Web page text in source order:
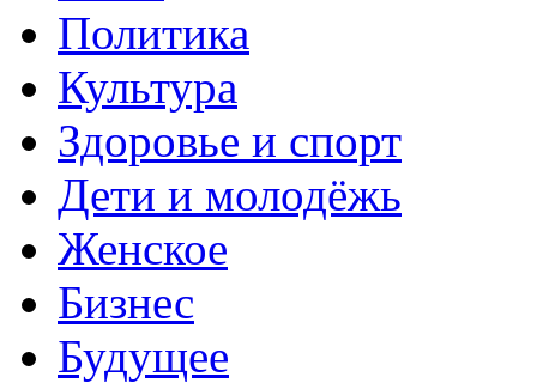
Политика
Культура
Здоровье и спорт
Дети и молодёжь
Женское
Бизнес
Будущее